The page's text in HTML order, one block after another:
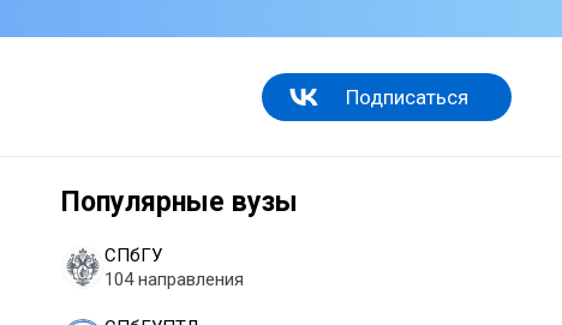
Подписаться
Популярные вузы
СПбГУ
104 направления